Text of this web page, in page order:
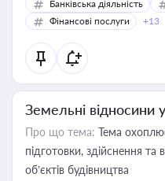
Банківська діяльність
Фінансові послуги
+13
Земельні відносини
Про що тема: Тема
підготовки, здійснення та
об’єктів будівництва